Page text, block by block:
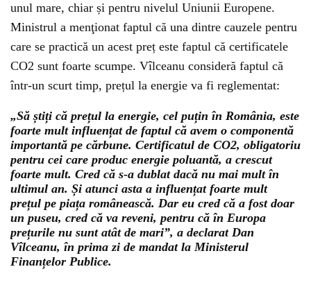
unul mare, chiar și pentru nivelul Uniunii Europene.
Ministrul a menţionat faptul că una dintre cauzele pentru
care se practică un acest preț este faptul că certificatele
CO2 sunt foarte scumpe. Vîlceanu consideră faptul că
într-un scurt timp, prețul la energie va fi reglementat:
„Să știți că prețul la energie, cel puțin în România, este
foarte mult influențat de faptul că avem o componentă
importantă pe cărbune. Certificatul de CO2, obligatoriu
pentru cei care produc energie poluantă, a crescut
foarte mult. Cred că s-a dublat dacă nu mai mult în
ultimul an. Și atunci asta a influențat foarte mult
prețul pe piața românească. Dar eu cred că a fost doar
un puseu, cred că va reveni, pentru că în Europa
prețurile nu sunt atât de mari”, a declarat Dan
Vîlceanu, în prima zi de mandat la Ministerul
Finanțelor Publice.